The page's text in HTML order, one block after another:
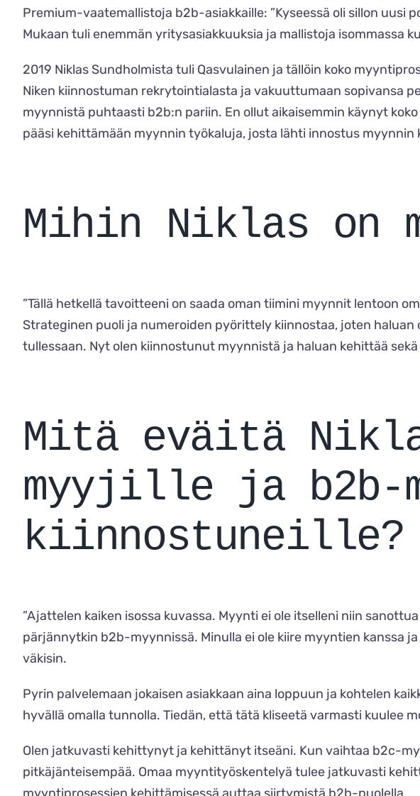
Premium-vaatemallistoja b2b-asiakkaille: ”Kyseessä oli sillon uusi
Mukaan tuli enemmän yritysasiakkuuksia ja mallistoja isommassa
2019 Niklas Sundholmista tuli Qasvulainen ja tällöin koko
Niken kiinnostuman rekrytointialasta ja vakuuttumaan sopivansa
myynnistä puhtaasti b2b:n pariin. En ollut aikaisemmin käynyt
pääsi kehittämään myynnin työkaluja, josta lähti innostus myynnin
Mihin Niklas on
”Tällä hetkellä tavoitteeni on saada oman tiimini myynnit lentoon
Strateginen puoli ja numeroiden pyörittely kiinnostaa, joten
tullessaan. Nyt olen kiinnostunut myynnistä ja haluan kehittää
Mitä eväitä
myyjille ja b2b-
kiinnostuneille?
”Ajattelen kaiken isossa kuvassa. Myynti ei ole itselleni niin
pärjännytkin b2b-myynnissä. Minulla ei ole kiire myyntien kanssa
väkisin.
Pyrin palvelemaan jokaisen asiakkaan aina loppuun ja kohtelen
hyvällä omalla tunnolla. Tiedän, että tätä kliseetä varmasti kuulee
Olen jatkuvasti kehittynyt ja kehittänyt itseäni. Kun vaihtaa b2c-
pitkäjänteisempää. Omaa myyntityöskentelyä tulee jatkuvasti